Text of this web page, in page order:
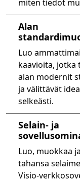
miten tiedot
Alan
Luo
kaavioita, jotka
alan modernit
ja välittävät
selkeästi.
Selain- ja
Luo, muokkaa
tahansa
Visio-